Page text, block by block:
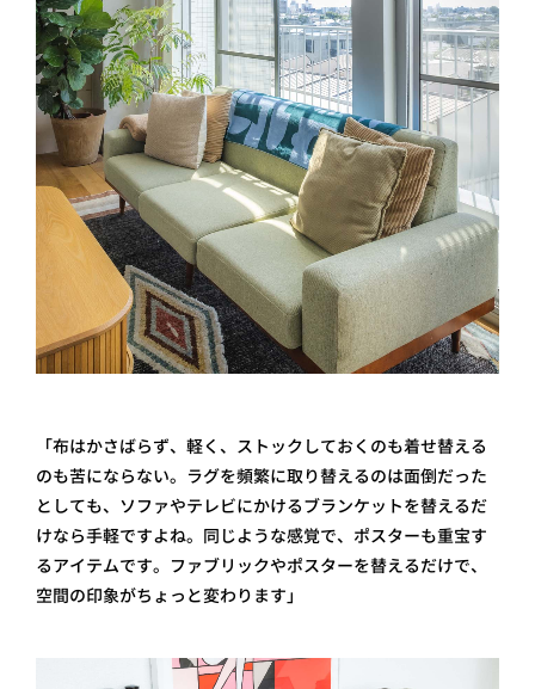
「布はかさばらず、軽く、ストックしておくのも着せ替える
のも苦にならない。ラグを頻繁に取り替えるのは面倒だった
としても、ソファやテレビにかけるブランケットを替えるだ
けなら手軽ですよね。同じような感覚で、ポスターも重宝す
るアイテムです。ファブリックやポスターを替えるだけで、
空間の印象がちょっと変わります」